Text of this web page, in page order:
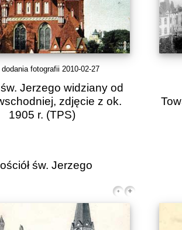
fotografii 2010-02-27
św. Jerzego widziany od
zdjęcie z ok.
1905 r. (TPS)
św. Jerzego